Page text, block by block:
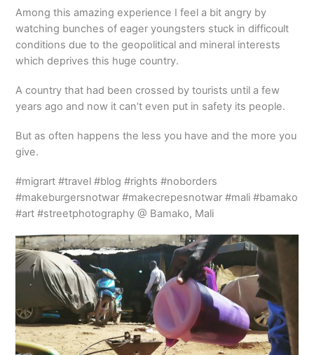
Among this amazing experience I feel a bit angry by
watching bunches of eager youngsters stuck in difficoult
conditions due to the geopolitical and mineral interests
which deprives this huge country.
A country that had been crossed by tourists until a few
years ago and now it can’t even put in safety its people.
But as often happens the less you have and the more you
give.
#migrart #travel #blog #rights #noborders
#makeburgersnotwar #makecrepesnotwar #mali #bamako
#art #streetphotography @ Bamako, Mali